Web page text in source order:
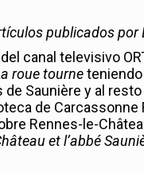
publicados por
canal televisivo
roue tourne
Saunière y al
de Carcassonne
Rennes-le-
et l’abbé